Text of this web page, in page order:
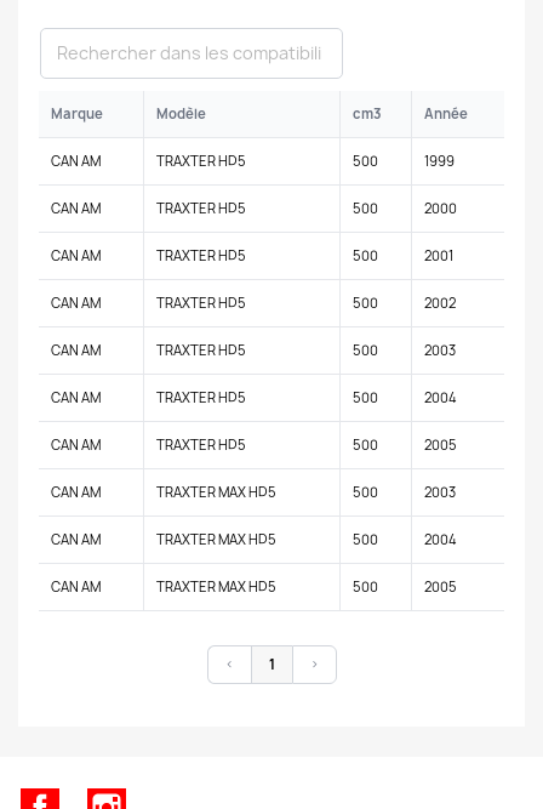
Marque Modèle cm3 Année
CAN AM TRAXTER HD5 500 1999
CAN AM TRAXTER HD5 500 2000
CAN AM TRAXTER HD5 500 2001
CAN AM TRAXTER HD5 500 2002
CAN AM TRAXTER HD5 500 2003
CAN AM TRAXTER HD5 500 2004
CAN AM TRAXTER HD5 500 2005
CAN AM TRAXTER MAX HD5 500 2003
CAN AM TRAXTER MAX HD5 500 2004
CAN AM TRAXTER MAX HD5 500 2005
< 1 >
Facebook